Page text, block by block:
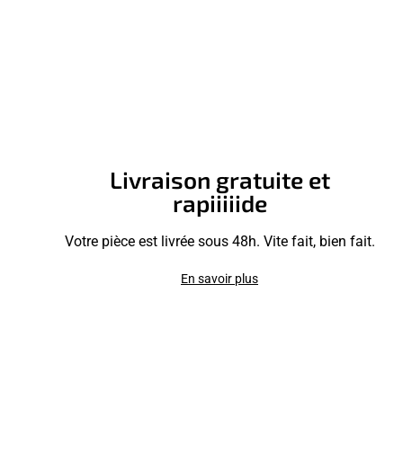
Livraison gratuite et
rapiiiiide
Votre pièce est livrée sous 48h. Vite fait, bien fait.
En savoir plus